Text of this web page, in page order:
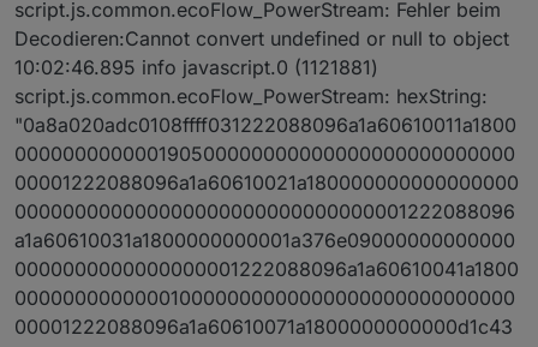
script.js.common.ecoFlow_PowerStream: Fehler beim
Decodieren:Cannot convert undefined or null to object
10:02:46.895 info javascript.0 (1121881)
script.js.common.ecoFlow_PowerStream: hexString:
"0a8a020adc0108ffff031222088096a1a60610011a1800
000000000000190500000000000000000000000000
00001222088096a1a60610021a180000000000000000
000000000000000000000000000000001222088096
a1a60610031a1800000000001a376e09000000000000
0000000000000000001222088096a1a60610041a1800
000000000000010000000000000000000000000000
00001222088096a1a60610071a1800000000000d1c43